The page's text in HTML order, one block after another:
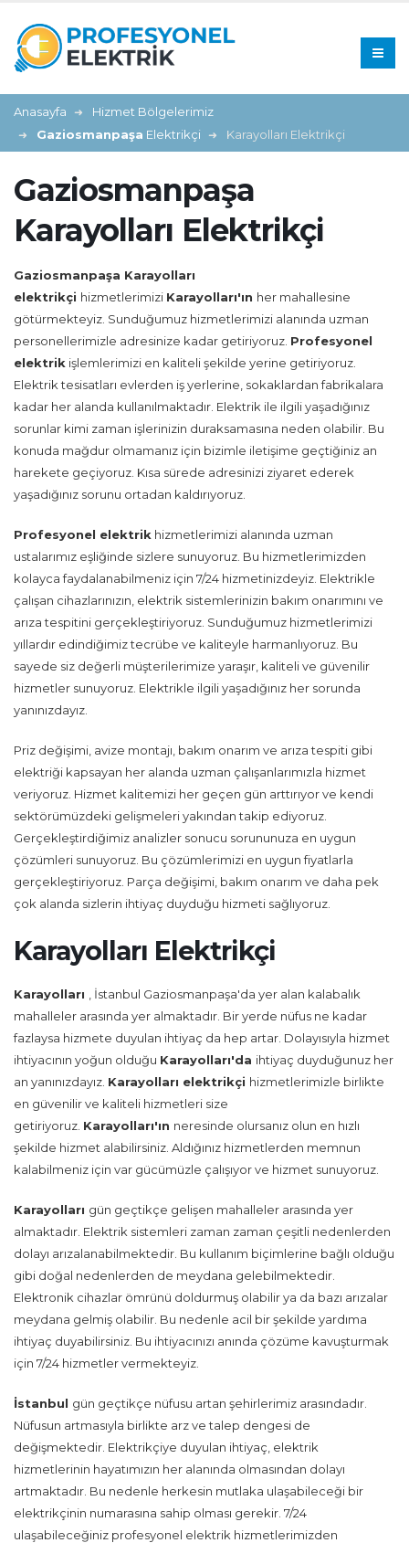
Anasayfa
Hizmet Bölgelerimiz
Gaziosmanpaşa Elektrikçi Karayolları Elektrikçi
Gaziosmanpaşa
Karayolları Elektrikçi
Gaziosmanpaşa Karayolları
elektrikçi hizmetlerimizi Karayolları'ın her mahallesine
götürmekteyiz. Sunduğumuz hizmetlerimizi alanında uzman
personellerimizle adresinize kadar getiriyoruz. Profesyonel
elektrik işlemlerimizi en kaliteli şekilde yerine getiriyoruz.
Elektrik tesisatları evlerden iş yerlerine, sokaklardan fabrikalara
kadar her alanda kullanılmaktadır. Elektrik ile ilgili yaşadığınız
sorunlar kimi zaman işlerinizin duraksamasına neden olabilir. Bu
konuda mağdur olmamanız için bizimle iletişime geçtiğiniz an
harekete geçiyoruz. Kısa sürede adresinizi ziyaret ederek
yaşadığınız sorunu ortadan kaldırıyoruz.
Profesyonel elektrik hizmetlerimizi alanında uzman
ustalarımız eşliğinde sizlere sunuyoruz. Bu hizmetlerimizden
kolayca faydalanabilmeniz için 7/24 hizmetinizdeyiz. Elektrikle
çalışan cihazlarınızın, elektrik sistemlerinizin bakım onarımını ve
arıza tespitini gerçekleştiriyoruz. Sunduğumuz hizmetlerimizi
yıllardır edindiğimiz tecrübe ve kaliteyle harmanlıyoruz. Bu
sayede siz değerli müşterilerimize yaraşır, kaliteli ve güvenilir
hizmetler sunuyoruz. Elektrikle ilgili yaşadığınız her sorunda
yanınızdayız.
Priz değişimi, avize montajı, bakım onarım ve arıza tespiti gibi
elektriği kapsayan her alanda uzman çalışanlarımızla hizmet
veriyoruz. Hizmet kalitemizi her geçen gün arttırıyor ve kendi
sektörümüzdeki gelişmeleri yakından takip ediyoruz.
Gerçekleştirdiğimiz analizler sonucu sorununuza en uygun
çözümleri sunuyoruz. Bu çözümlerimizi en uygun fiyatlarla
gerçekleştiriyoruz. Parça değişimi, bakım onarım ve daha pek
çok alanda sizlerin ihtiyaç duyduğu hizmeti sağlıyoruz.
Karayolları Elektrikçi
Karayolları
, İstanbul Gaziosmanpaşa'da yer alan kalabalık
mahalleler arasında yer almaktadır. Bir yerde nüfus ne kadar
fazlaysa hizmete duyulan ihtiyaç da hep artar. Dolayısıyla hizmet
ihtiyacının yoğun olduğu Karayolları'da ihtiyaç duyduğunuz her
an yanınızdayız. Karayolları elektrikçi hizmetlerimizle birlikte
en güvenilir ve kaliteli hizmetleri size
getiriyoruz. Karayolları'ın neresinde olursanız olun en hızlı
şekilde hizmet alabilirsiniz. Aldığınız hizmetlerden memnun
kalabilmeniz için var gücümüzle çalışıyor ve hizmet sunuyoruz.
Karayolları gün geçtikçe gelişen mahalleler arasında yer
almaktadır. Elektrik sistemleri zaman zaman çeşitli nedenlerden
dolayı arızalanabilmektedir. Bu kullanım biçimlerine bağlı olduğu
gibi doğal nedenlerden de meydana gelebilmektedir.
Elektronik cihazlar ömrünü doldurmuş olabilir ya da bazı arızalar
meydana gelmiş olabilir. Bu nedenle acil bir şekilde yardıma
ihtiyaç duyabilirsiniz. Bu ihtiyacınızı anında çözüme kavuşturmak
için 7/24 hizmetler vermekteyiz.
İstanbul gün geçtikçe nüfusu artan şehirlerimiz arasındadır.
Nüfusun artmasıyla birlikte arz ve talep dengesi de
değişmektedir. Elektrikçiye duyulan ihtiyaç, elektrik
hizmetlerinin hayatımızın her alanında olmasından dolayı
artmaktadır. Bu nedenle herkesin mutlaka ulaşabileceği bir
elektrikçinin numarasına sahip olması gerekir. 7/24
ulaşabileceğiniz profesyonel elektrik hizmetlerimizden